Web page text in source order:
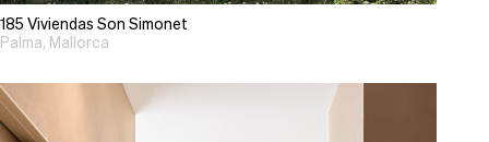
185 Viviendas Son Simonet
Palma, Mallorca